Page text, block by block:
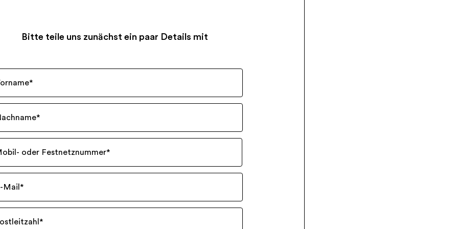
Bitte teile uns zunächst ein paar Details mit
*
*
oder Festnetznummer*
Mail *
*